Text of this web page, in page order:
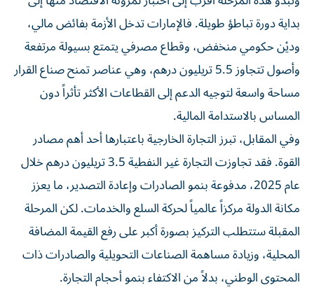
بداية دورة تباطؤ طويلة. فالإمارات تدخل الأزمة بفائض مالي،
وديْن حكومي منخفض، وقطاع مصرفي يتمتع بسيولة مرتفعة
وأصول تتجاوز 5.5 تريليون درهم، وهي عناصر تمنح صناع القرار
مساحة واسعة لتوجيه الدعم إلى القطاعات الأكثر تأثراً دون
المساس بالاستدامة المالية.
وفي المقابل، تبرز التجارة الخارجية باعتبارها أحد أهم مصادر
القوة. فقد تجاوزت التجارة غير النفطية 3.5 تريليون درهم خلال
عام 2025، مدفوعة بنمو الصادرات وإعادة التصدير، ما يعزز
مكانة الدولة مركزاً عالمياً لحركة السلع والخدمات. لكن المرحلة
المقبلة ستتطلب التركيز بصورة أكبر على رفع القيمة المضافة
المحلية، وزيادة مساهمة الصناعات التحويلية والصادرات ذات
المحتوى الوطني، بدلاً من الاكتفاء بنمو أحجام التجارة.